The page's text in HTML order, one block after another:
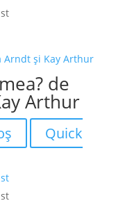
de
Arthur
Quick